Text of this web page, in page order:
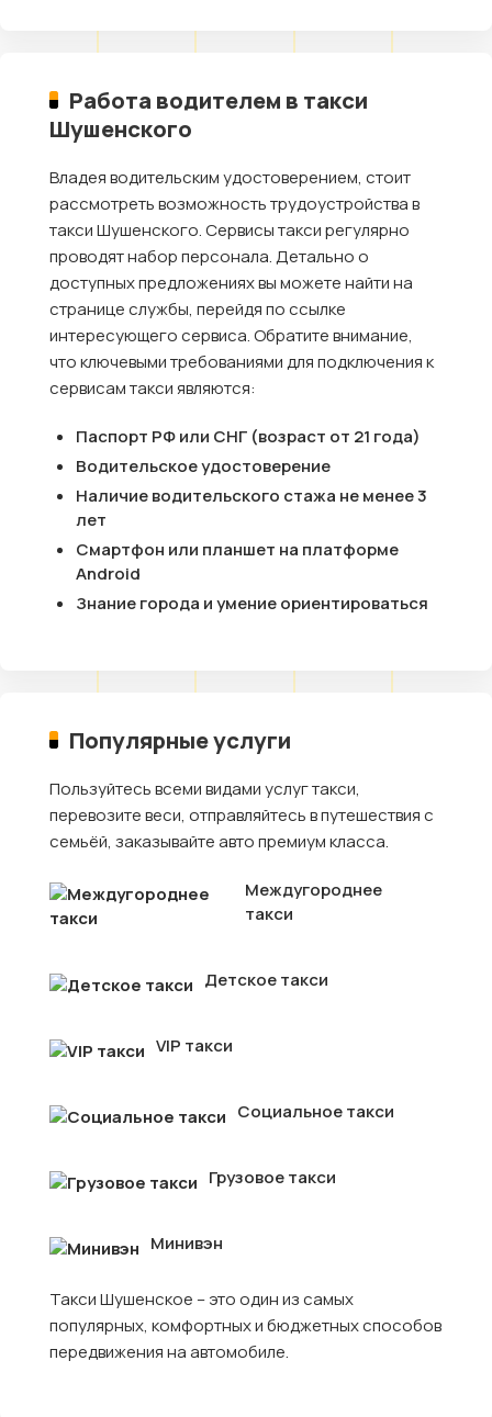
Работа водителем в такси
Шушенского
Владея водительским удостоверением, стоит
рассмотреть возможность трудоустройства в
такси Шушенского. Сервисы такси регулярно
проводят набор персонала. Детально о
доступных предложениях вы можете найти на
странице службы, перейдя по ссылке
интересующего сервиса. Обратите внимание,
что ключевыми требованиями для подключения к
сервисам такси являются:
Паспорт РФ или СНГ (возраст от 21 года)
Водительское удостоверение
Наличие водительского стажа не менее 3
лет
Смартфон или планшет на платформе
Android
Знание города и умение ориентироваться
Популярные услуги
Пользуйтесь всеми видами услуг такси,
перевозите веси, отправляйтесь в путешествия с
семьёй, заказывайте авто премиум класса.
Междугороднее
такси
Детское такси
VIP такси
Социальное такси
Грузовое такси
Минивэн
Такси Шушенское – это один из самых
популярных, комфортных и бюджетных способов
передвижения на автомобиле.